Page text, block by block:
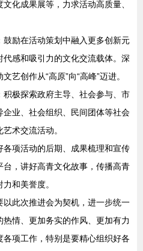
化成果展等，力求活动高质量、
鼓励在活动策划中融入更多创新元
感和吸引力的文化交流载体。深
艺创作从“高原”向“高峰”迈进。
积极探索政府主导、社会参与、市
业、社会组织、民间团体等社会
术交流活动。
各项活动的后期、成果梳理和宣传
，讲好高青文化故事，传播高青
和美誉度。
此次推进会为契机，进一步统一
情、更加务实的作风、更加有力
项工作，特别是要精心组织好各